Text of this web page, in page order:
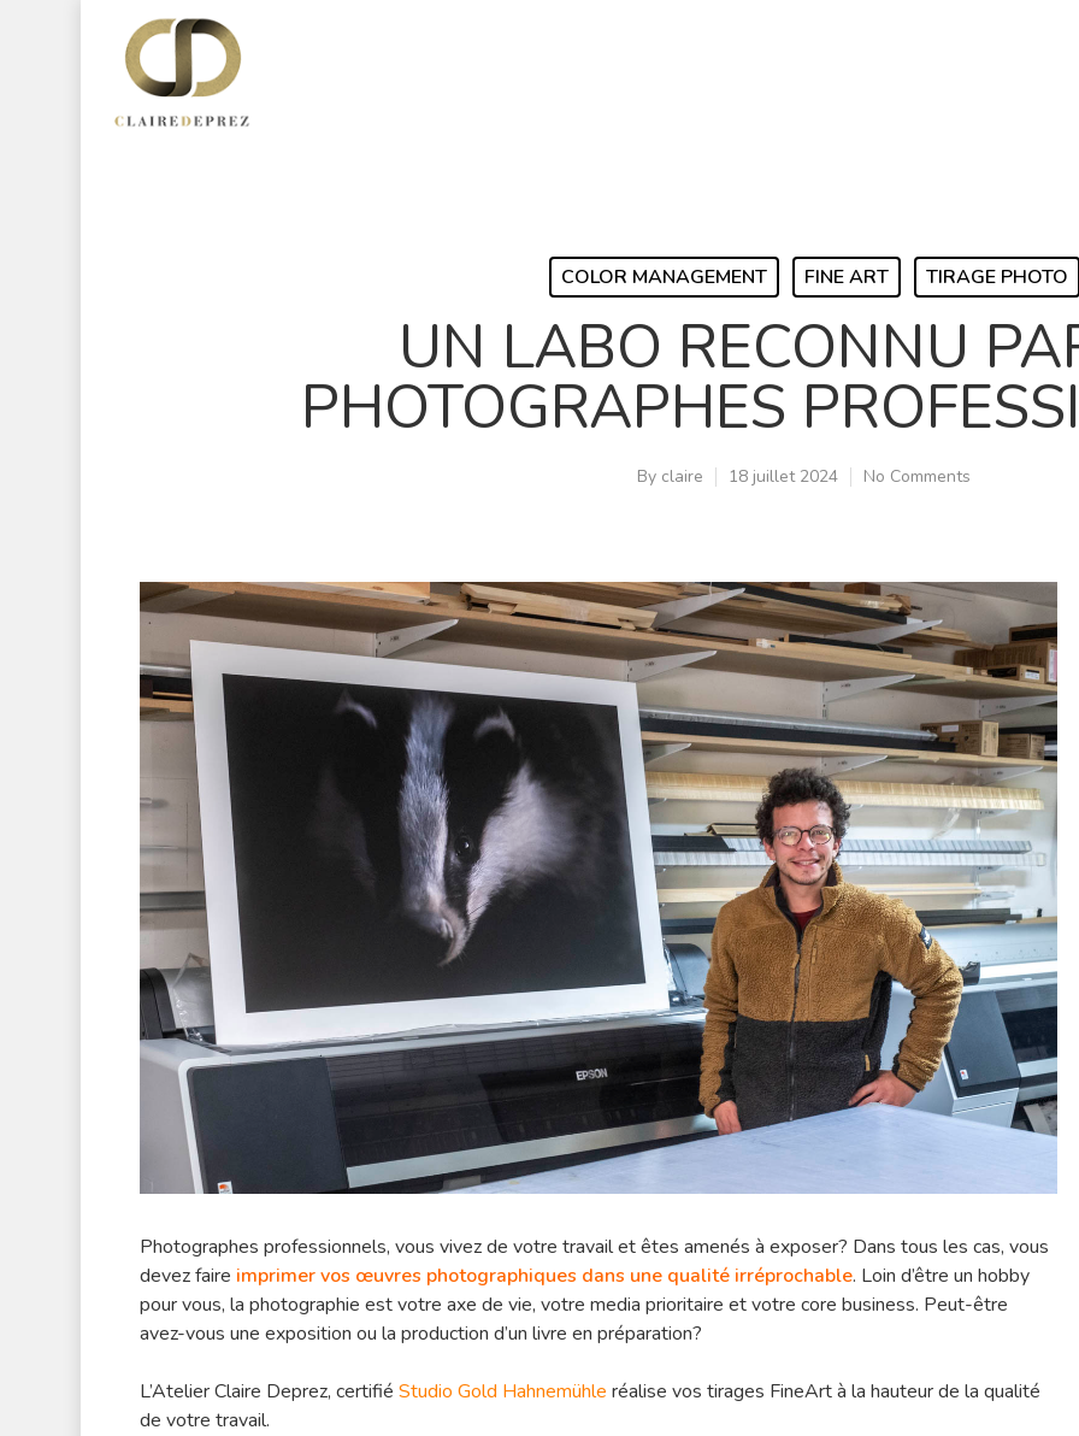
Hit enter to search or ESC to close
COLOR MANAGEMENT FINE ART TIRAGE PHOTO
UN LABO RECONNU
PHOTOGRAPHES
By claire 18 juillet 2024 No Comments
Photographes professionnels, vous vivez de votre travail et êtes amenés à exposer? Dans tous les cas, vous
devez faire imprimer vos œuvres photographiques dans une qualité irréprochable. Loin d’être un hobby
pour vous, la photographie est votre axe de vie, votre media prioritaire et votre core business. Peut-être
avez-vous une exposition ou la production d’un livre en préparation?
L’Atelier Claire Deprez, certifié Studio Gold Hahnemühle réalise vos tirages FineArt à la hauteur de la qualité
de votre travail.